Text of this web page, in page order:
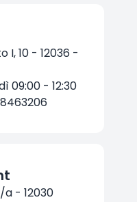
I, 10 - 12036 -
09:00 - 12:30
a - 12030